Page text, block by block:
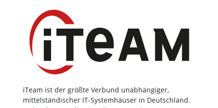
iTeam ist der größte Verbund unabhängiger,
mittelständischer IT-Systemhäuser in Deutschland.